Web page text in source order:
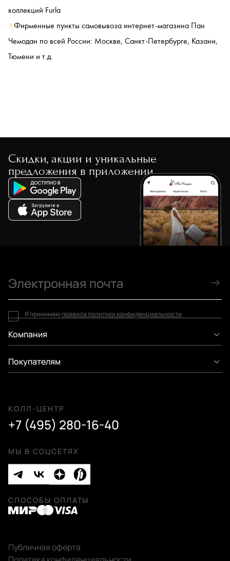
коллекций Furla
⭐Фирменные пункты самовывоза интернет-магазина Пан
Чемодан по всей России: Москве, Санкт-Петербурге, Казани,
Тюмени и т.д.
Скидки, акции и уникальные
предложения в приложении
Компания
Покупателям
КОЛЛ-ЦЕНТР
+7 (495) 280-16-40
МЫ В СОЦСЕТЯХ
Я принимаю правила политики конфиденциальности
Публичная оферта
СПОСОБЫ ОПЛАТЫ